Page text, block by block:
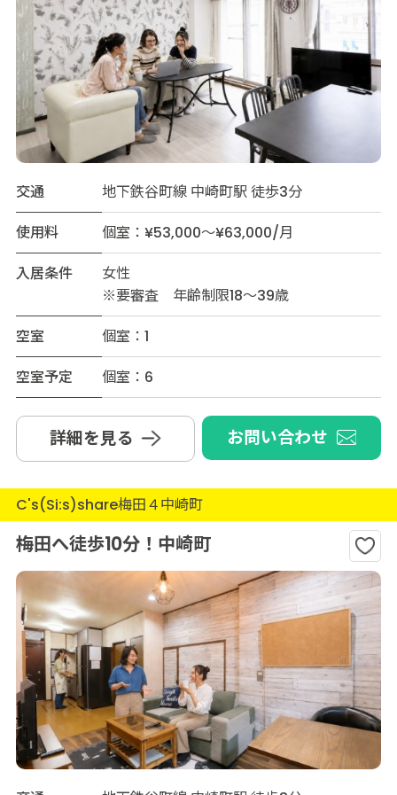
交通
地下鉄谷町線 中崎町駅 徒歩3分
使用料
個室：¥53,000～¥63,000/月
入居条件
女性
※要審査 年齢制限18～39歳
空室
個室：1
空室予定
個室：6
詳細を見る お問い合わせ
C's(Si:s)share梅田４中崎町
梅田へ徒歩10分！中崎町